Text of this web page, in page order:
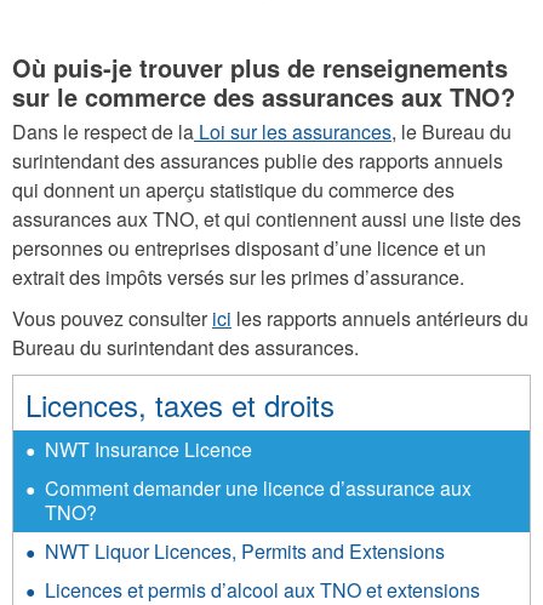
Où puis-je trouver plus de renseignements
sur le commerce des assurances aux TNO?
Dans le respect de la Loi sur les assurances, le Bureau du
surintendant des assurances publie des rapports annuels
qui donnent un aperçu statistique du commerce des
assurances aux TNO, et qui contiennent aussi une liste des
personnes ou entreprises disposant d’une licence et un
extrait des impôts versés sur les primes d’assurance.
Vous pouvez consulterici les rapports annuels antérieurs du
Bureau du surintendant des assurances.
Licences, taxes et droits
NWT Insurance Licence
Comment demander une licence d’assurance aux
TNO?
NWT Liquor Licences, Permits and Extensions
Licences et permis d’alcool aux TNO et extensions